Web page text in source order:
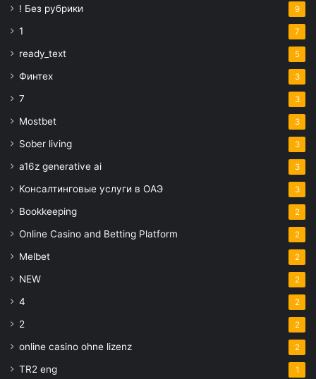
! Без рубрики 9
1 7
ready_text 5
Финтех 3
7 3
Mostbet 3
Sober living 3
a16z generative ai 3
Консалтинговые услуги в ОАЭ 3
Bookkeeping 2
Online Casino and Betting Platform 2
Melbet 2
NEW 2
4 2
2 2
online casino ohne lizenz 2
TR2 eng 1